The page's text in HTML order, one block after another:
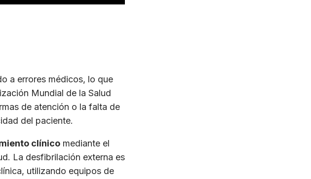
a errores médicos, lo que
Mundial de la Salud
de atención o la falta de
del paciente.
clínico mediante el
La desfibrilación externa es
utilizando equipos de